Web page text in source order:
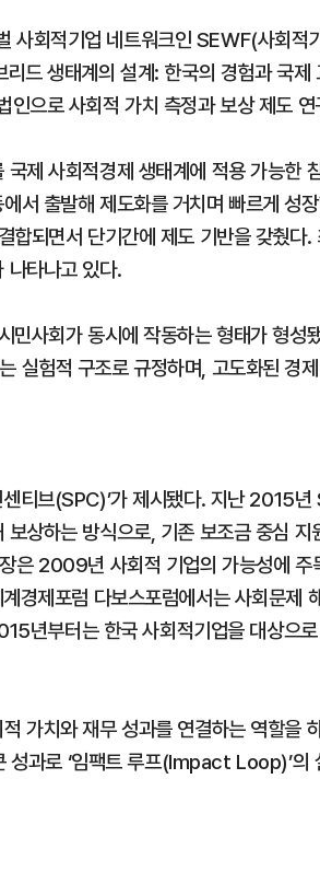
사회적기업 네트워크인 SEWF(사회
리드 생태계의 설계: 한국의 경험과 국
인으로 사회적 가치 측정과 보상 제도
제 사회적경제 생태계에 적용 가능한
서 출발해 제도화를 거치며 빠르게 성
합되면서 단기간에 제도 기반을 갖췄
나타나고 있다.
민사회가 동시에 작동하는 형태가 형
실험적 구조로 규정하며, 고도화된 경
센티브(SPC)’가 제시됐다. 지난 2015
보상하는 방식으로, 기존 보조금 중심
은 2009년 사회적 기업의 가능성에
경제포럼 다보스포럼에서는 사회문제
년부터는 한국 사회적기업을 대상으
가치와 재무 성과를 연결하는 역할을
성과로 ‘임팩트 루프(Impact Loop)’의